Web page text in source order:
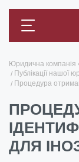
Юридична
Публікації нашої
Процедура
ДЛЯ